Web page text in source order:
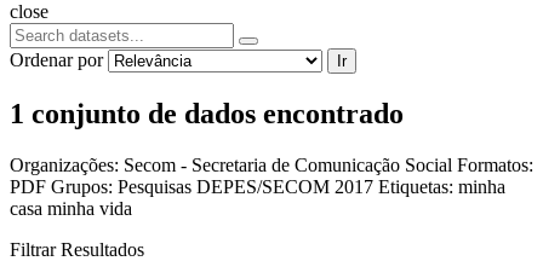
close
Ordenar por Ir
1 conjunto de dados encontrado
Organizações: Secom - Secretaria de Comunicação Social Formatos:
PDF Grupos: Pesquisas DEPES/SECOM 2017 Etiquetas: minha
casa minha vida
Filtrar Resultados